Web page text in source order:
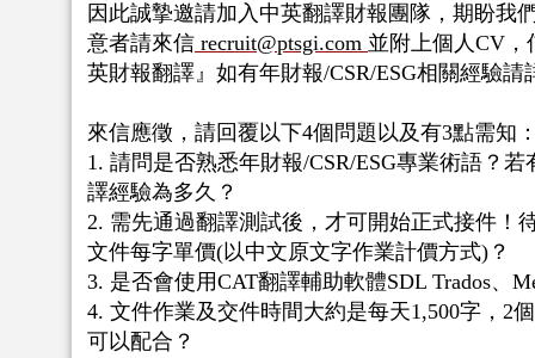
因此誠摯邀請加入中英翻譯財報團隊，期盼我
意者請來信 recruit@ptsgi.com 並附上個人CV，
英財報翻譯』如有年財報/CSR/ESG相關經驗請
來信應徵，請回覆以下4個問題以及有3點需知
1. 請問是否熟悉年財報/CSR/ESG專業術語？
譯經驗為多久？
2. 需先通過翻譯測試後，才可開始正式接件！
文件每字單價(以中文原文字作業計價方式)？
3. 是否會使用CAT翻譯輔助軟體SDL Trados、
4. 文件作業及交件時間大約是每天1,500字，2
可以配合？